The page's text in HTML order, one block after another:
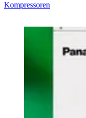
Kompressoren